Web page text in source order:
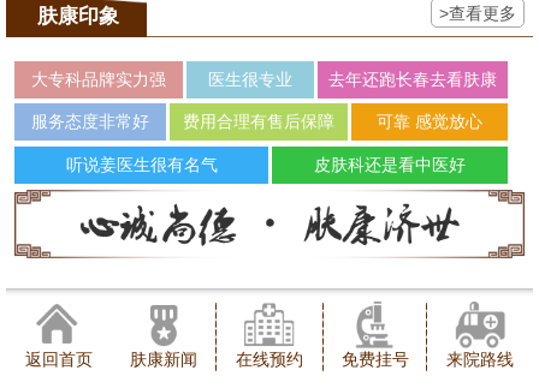
肤康印象 >查看更多
大专科品牌实力强 医生很专业 去年还跑长春去看肤康
服务态度非常好 费用合理有售后保障 可靠 感觉放心
听说姜医生很有名气 皮肤科还是看中医好
返回首页 肤康新闻 在线预约 免费挂号 来院路线